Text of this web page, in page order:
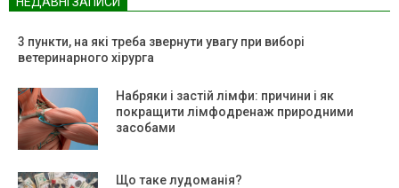
3 пункти, на які треба звернути увагу при виборі
ветеринарного хірурга
Набряки і застій лімфи: причини і як
покращити лімфодренаж природними
засобами
Що таке лудоманія?